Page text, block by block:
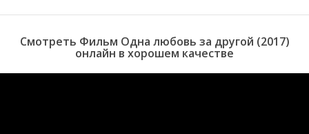
Смотреть Фильм Одна любовь за другой (2017)
онлайн в хорошем качестве